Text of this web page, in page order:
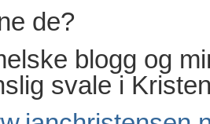
de?
blogg og
svale i